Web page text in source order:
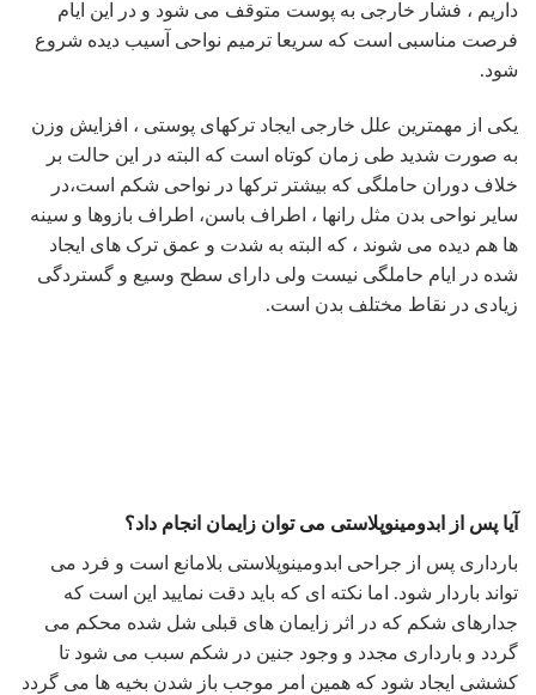
داریم ، فشار خارجی به پوست متوقف می شود و در این ایام
فرصت مناسبی است که سریعا ترمیم نواحی آسیب دیده شروع
شود.
یکی از مهمترین علل خارجی ایجاد ترکهای پوستی ، افزایش وزن
به صورت شدید طی زمان کوتاه است که البته در این حالت بر
خلاف دوران حاملگی که بیشتر ترکها در نواحی شکم است،در
سایر نواحی بدن مثل رانها ، اطراف باسن، اطراف بازوها و سینه
ها هم دیده می شوند ، که البته به شدت و عمق ترک های ایجاد
شده در ایام حاملگی نیست ولی دارای سطح وسیع و گستردگی
زیادی در نقاط مختلف بدن است.
آیا پس از ابدومینوپلاستی می توان زایمان انجام داد؟
بارداری پس از جراحی ابدومینوپلاستی بلامانع است و فرد می
تواند باردار شود. اما نکته ای که باید دقت نمایید این است که
جدارهای شکم که در اثر زایمان های قبلی شل شده محکم می
گردد و بارداری مجدد و وجود جنین در شکم سبب می شود تا
کششی ایجاد شود که همین امر موجب باز شدن بخیه ها می گردد